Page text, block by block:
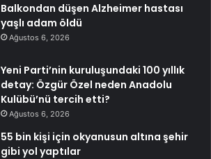
Balkondan düşen Alzheimer hastası
yaşlı adam öldü
Ağustos 6, 2026
Yeni Parti’nin kuruluşundaki 100 yıllık
detay: Özgür Özel neden Anadolu
Kulübü’nü tercih etti?
Ağustos 6, 2026
55 bin kişi için okyanusun altına şehir
gibi yol yaptılar